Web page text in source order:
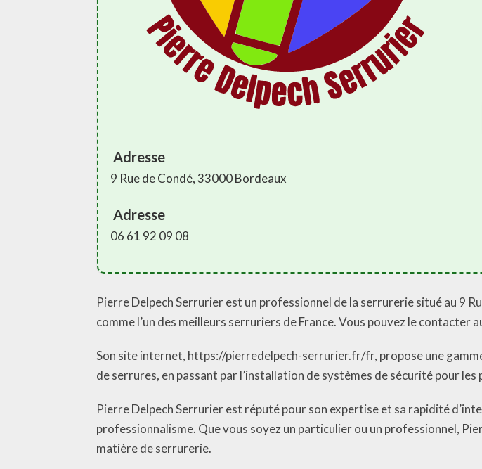
Adresse
9 Rue de Condé, 33000 Bordeaux
Adresse
06 61 92 09 08
Pierre Delpech Serrurier est un professionnel de la serrurerie situé au 9
comme l’un des meilleurs serruriers de France. Vous pouvez le
Son site internet, https://pierredelpech-serrurier.fr/fr, propose une
de serrures, en passant par l’installation de systèmes de sécurité pour
Pierre Delpech Serrurier est réputé pour son expertise et sa rapidité
professionnalisme. Que vous soyez un particulier ou un professionnel,
matière de serrurerie.